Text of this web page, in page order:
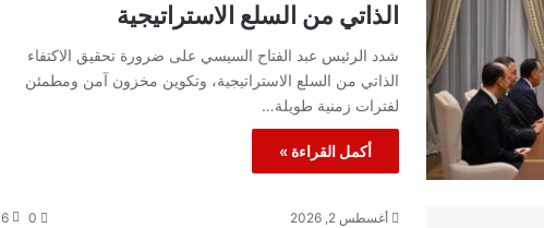
الذاتي من السلع الاستراتيجية
شدد الرئيس عبد الفتاح السيسي على ضرورة تحقيق الاكتفاء
الذاتي من السلع الاستراتيجية، وتكوين مخزون آمن ومطمئن
لفترات زمنية طويلة…
أكمل القراءة »
أغسطس 2, 2026 0
6